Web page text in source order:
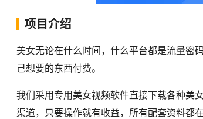
项目介绍
美女无论在什么时间，什么平台都是流量密
己想要的东西付费。
我们采用专用美女视频软件直接下载各种美
渠道，只要操作就有收益，所有配套资料都